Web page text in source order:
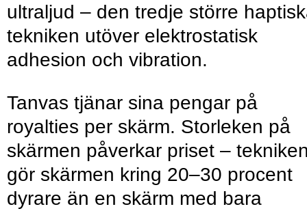
ultraljud – den tredje större
tekniken utöver elektrostatisk
adhesion och vibration.
Tanvas tjänar sina pengar på
royalties per skärm. Storleken på
skärmen påverkar priset –
gör skärmen kring 20–30 procent
dyrare än en skärm med bara